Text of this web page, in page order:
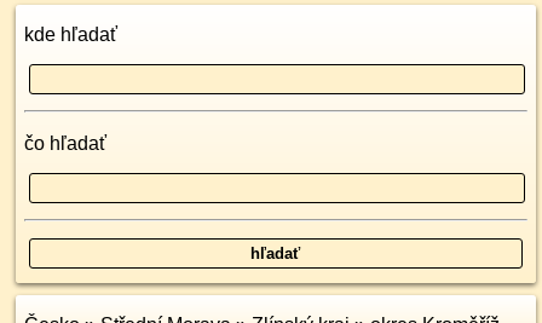
kde hľadať
čo hľadať